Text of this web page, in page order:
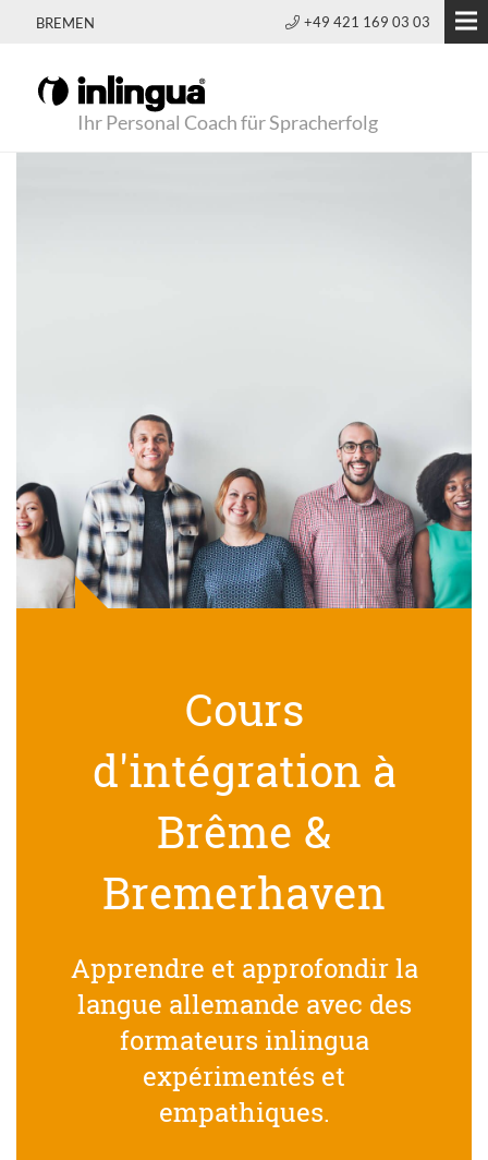
BREMEN +49 421 169 03 03
Ihr Personal Coach für Spracherfolg
Cours
d'intégration à
Brême &
Bremerhaven
Apprendre et approfondir la
langue allemande avec des
formateurs inlingua
expérimentés et
empathiques.